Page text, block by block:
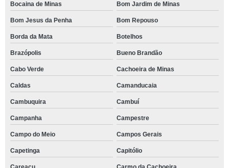
Bocaina de Minas Bom Jardim de Minas
Bom Jesus da Penha Bom Repouso
Borda da Mata Botelhos
Brazópolis Bueno Brandão
Cabo Verde Cachoeira de Minas
Caldas Camanducaia
Cambuquira Cambuí
Campanha Campestre
Campo do Meio Campos Gerais
Capetinga Capitólio